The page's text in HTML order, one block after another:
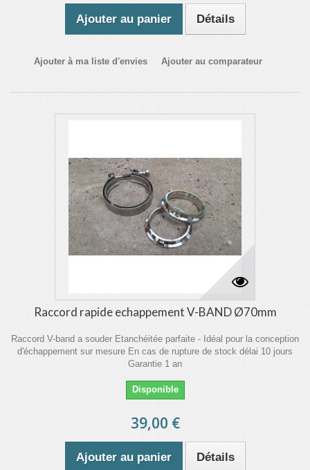
Ajouter au panier Détails
Ajouter à ma liste d'envies Ajouter au comparateur
Raccord rapide echappement V-BAND Ø70mm
Raccord V-band a souder Etanchéitée parfaite - Idéal pour la conception
d'échappement sur mesure En cas de rupture de stock délai 10 jours
Garantie 1 an
Disponible
39,00 €
Ajouter au panier Détails